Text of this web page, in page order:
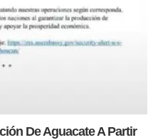
De Aguacate A Partir